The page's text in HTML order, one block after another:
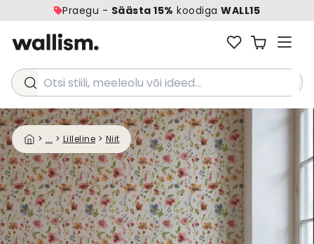
Praegu - Säästa 15% koodiga WALL15
Otsi stiili, meeleolu või ideed...
> ... > Lilleline > Niit